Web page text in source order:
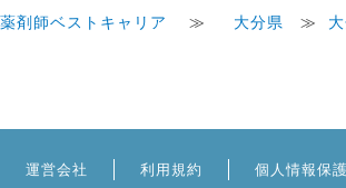
薬剤師ベストキャリア ≫ 大分県 ≫
運営会社 利用規約 個人情報保